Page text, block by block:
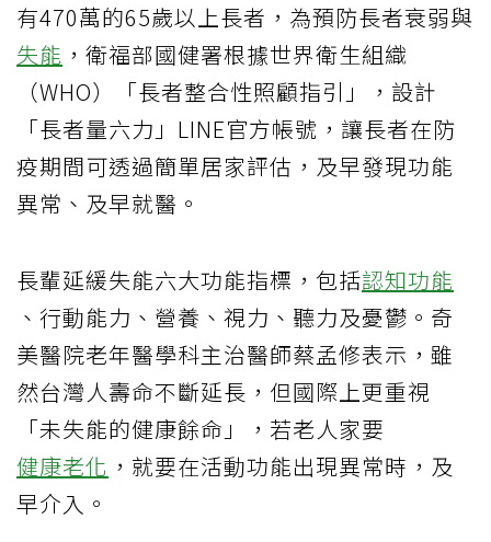
有470萬的65歲以上長者，為預防長者衰弱與
失能 ，衛福部國健署根據世界衛生組織
（WHO）「長者整合性照顧指引」，設計
「長者量六力」LINE官方帳號，讓長者在防
疫期間可透過簡單居家評估，及早發現功能
異常、及早就醫。
長輩延緩失能六大功能指標，包括認知功能
、行動能力、營養、視力、聽力及憂鬱。奇
美醫院老年醫學科主治醫師蔡孟修表示，雖
然台灣人壽命不斷延長，但國際上更重視
「未失能的健康餘命」，若老人家要
健康老化 ，就要在活動功能出現異常時，及
早介入。